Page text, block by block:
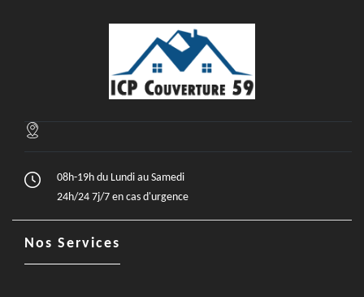
08h-19h du Lundi au Samedi
24h/24 7j/7 en cas d'urgence
Nos Services